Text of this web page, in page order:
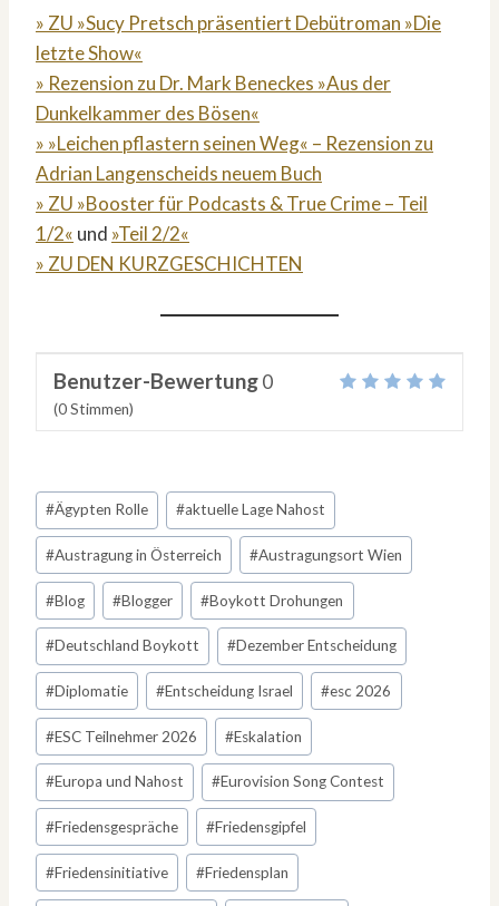
» ZU »Sucy Pretsch präsentiert Debütroman »Die
letzte Show«
» Rezension zu Dr. Mark Beneckes »Aus der
Dunkelkammer des Bösen«
» »Leichen pflastern seinen Weg« – Rezension zu
Adrian Langenscheids neuem Buch
» ZU »Booster für Podcasts & True Crime – Teil
1/2« und »Teil 2/2«
» ZU DEN KURZGESCHICHTEN
Benutzer-Bewertung0
(0Stimmen)
Schlagworte:
#Ägypten Rolle #aktuelle Lage Nahost
#Austragung in Österreich #Austragungsort Wien
#Blog #Blogger #Boykott Drohungen
#Deutschland Boykott #Dezember Entscheidung
#Diplomatie #Entscheidung Israel #esc 2026
#ESC Teilnehmer 2026 #Eskalation
#Europa und Nahost #Eurovision Song Contest
#Friedensgespräche #Friedensgipfel
#Friedensinitiative #Friedensplan